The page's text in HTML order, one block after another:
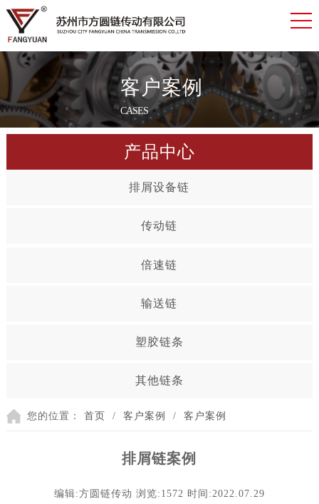
客户案例
CASES
产品中心
排屑设备链
传动链
倍速链
输送链
塑胶链条
其他链条
您的位置： 首页 / 客户案例 / 客户案例
排屑链案例
编辑:方圆链传动 浏览:1572 时间:2022.07.29